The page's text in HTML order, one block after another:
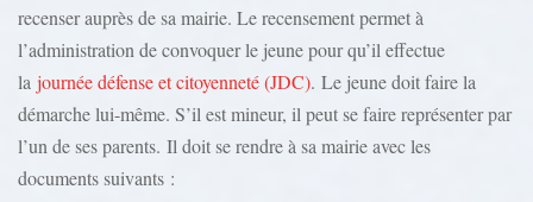
recenser auprès de sa mairie. Le recensement permet à
l’administration de convoquer le jeune pour qu’il effectue
la journée défense et citoyenneté (JDC). Le jeune doit faire la
démarche lui-même. S’il est mineur, il peut se faire représenter par
l’un de ses parents. Il doit se rendre à sa mairie avec les
documents suivants :